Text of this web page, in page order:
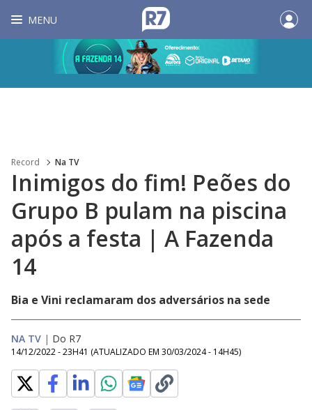
MENU
Record Na TV
Inimigos do fim! Peões do
Grupo B pulam na piscina
após a festa | A Fazenda
14
Bia e Vini reclamaram dos adversários na sede
NA TV | Do R7
14/12/2022 - 23H41 (ATUALIZADO EM 30/03/2024 - 14H45)